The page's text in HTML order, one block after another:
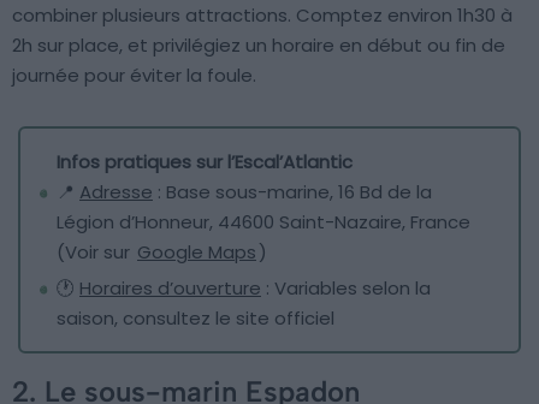
combiner plusieurs attractions. Comptez environ 1h30 à
2h sur place, et privilégiez un horaire en début ou fin de
journée pour éviter la foule.
Infos pratiques sur l’Escal’Atlantic
📍 Adresse : Base sous-marine, 16 Bd de la
Légion d’Honneur, 44600 Saint-Nazaire, France
(Voir sur Google Maps)
🕐 Horaires d’ouverture : Variables selon la
saison, consultez le site officiel
2. Le sous-marin Espadon